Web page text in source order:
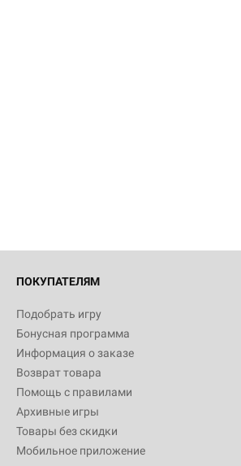
ПОКУПАТЕЛЯМ
Подобрать игру
Бонусная программа
Информация о заказе
Возврат товара
Помощь с правилами
Архивные игры
Товары без скидки
Мобильное приложение